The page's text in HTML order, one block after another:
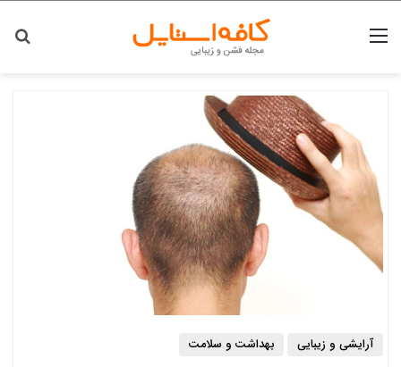
منو
آرایشی و زیبایی بهداشت و سلامت